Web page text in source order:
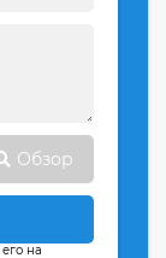
Обзор
на